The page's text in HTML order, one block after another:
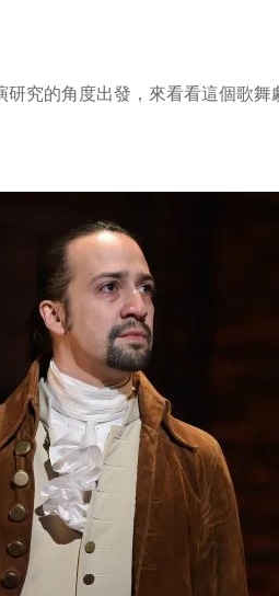
究的角度出發，來看看這個歌舞